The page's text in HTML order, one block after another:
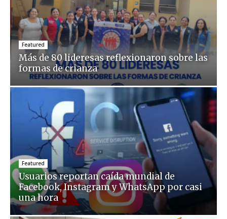
Featured
Más de 80 lideresas reflexionaron sobre las
formas de crianza
Featured
Usuarios reportan caída mundial de
Facebook, Instagram y WhatsApp por casi
una hora